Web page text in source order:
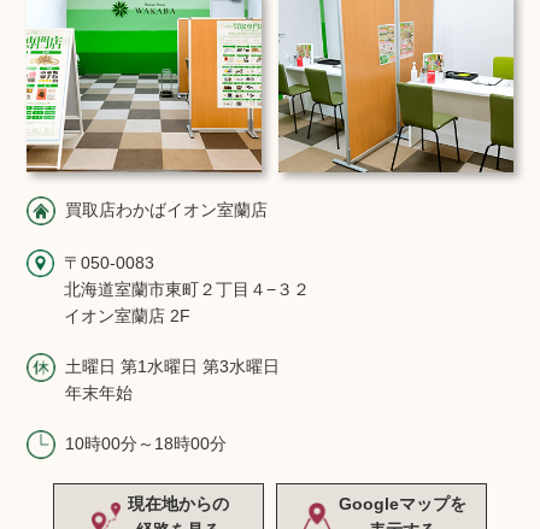
買取店わかばイオン室蘭店
〒050-0083
北海道室蘭市東町２丁目４−３２
イオン室蘭店 2F
土曜日 第1水曜日 第3水曜日
年末年始
10時00分～18時00分
現在地からの
Googleマップを